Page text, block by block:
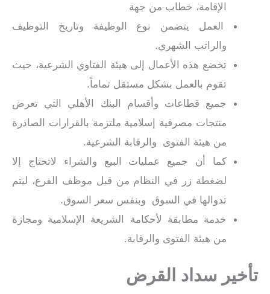
الإقامة، خطاب من جهة
العمل يتضمن نوع الوظيفة وتاريخ التوظيف
والراتب الشهري.
تخضع هذه الأعمال إلى هيئة الفتاوي الشرعية، حيث
تقوم بالعمل بشكل مستقل تماماً.
جميع قطاعات وأقسام البنك الأهلي التي تعرض
منتجات مصرفية إسلامية ملتزمة بالقرارات الصادرة
من هيئة الفتوى والرقابة الشرعية.
كما أن جميع عمليات البيع والشراء لاتحتاج إلا
لضغطة زر في النظام من قبل موظف الفرع، ليتم
تدوالها في السوق وبنفس سعر السوق.
خدمة مطابقة لأحكامة الشريعة الإسلامية ومجازة
من هيئة الفتوى والرقابة.
تأخير سداد القرض